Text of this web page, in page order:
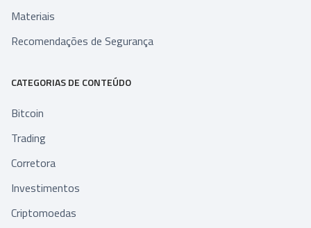
Materiais
Recomendações de Segurança
CATEGORIAS DE CONTEÚDO
Bitcoin
Trading
Corretora
Investimentos
Criptomoedas